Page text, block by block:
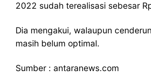
2022 sudah terealisasi sebesar
Dia mengakui, walaupun
masih belum optimal.
Sumber : antaranews.com